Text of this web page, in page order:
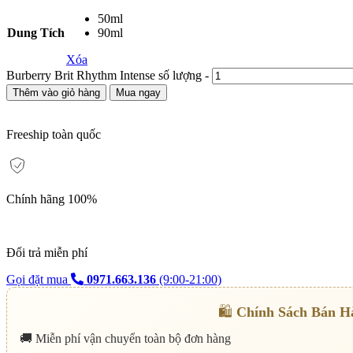
Dung Tích
50ml
90ml
Xóa
Burberry Brit Rhythm Intense số lượng -
Thêm vào giỏ hàng Mua ngay
Freeship toàn quốc
Chính hãng 100%
Đổi trả miễn phí
Gọi đặt mua
0971.663.136 (9:00-21:00)
🛍️ Chính Sách Bán
🚚 Miễn phí vận chuyển toàn bộ đơn hàng